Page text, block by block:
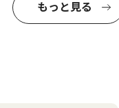
もっと見る